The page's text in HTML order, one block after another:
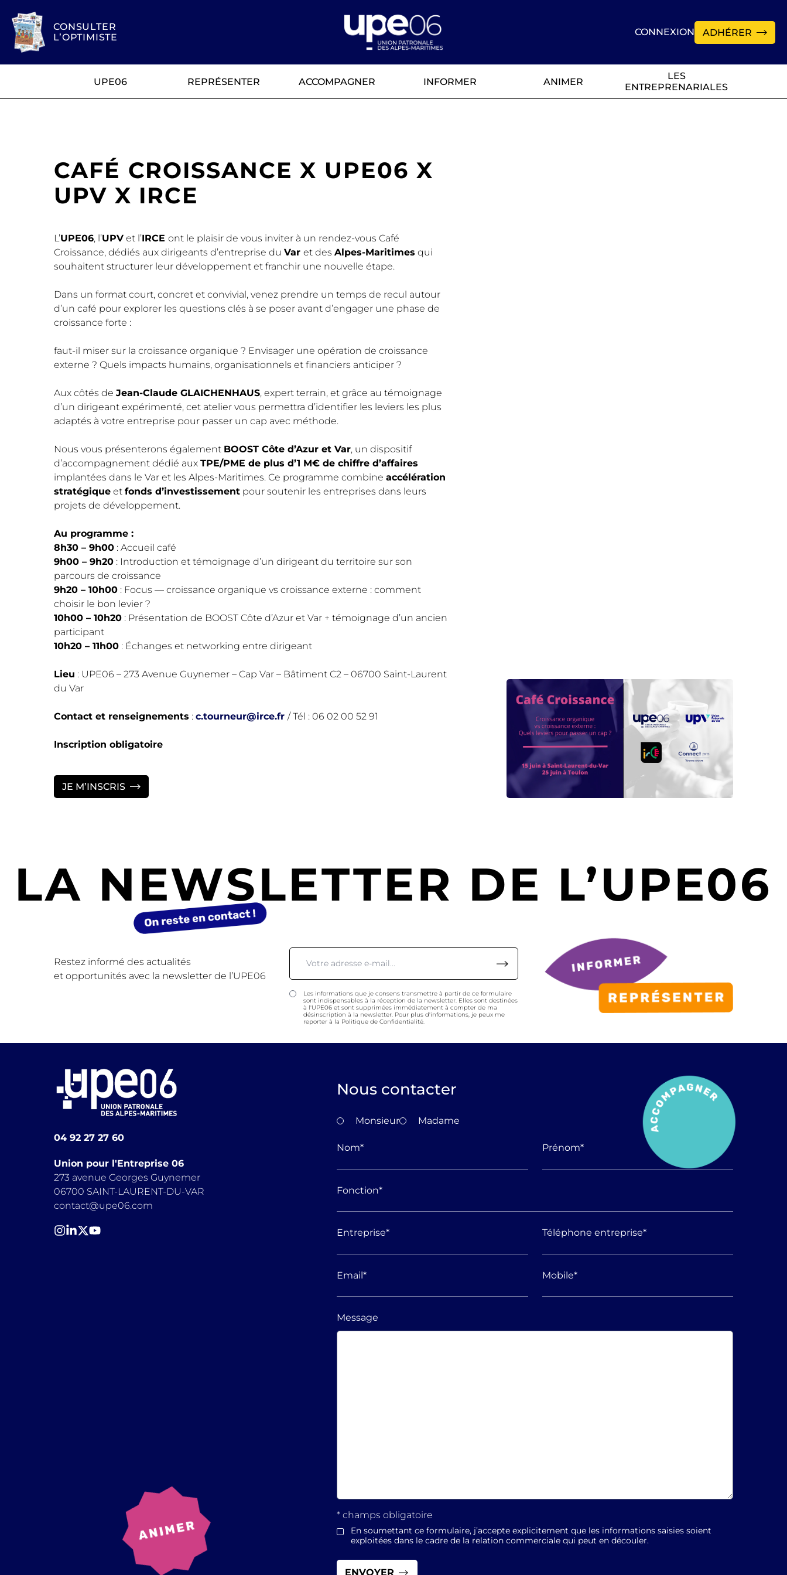
CONSULTER
L’OPTIMISTE
CONNEXION ADHÉRER
UPE06 REPRÉSENTER ACCOMPAGNER INFORMER ANIMER
LES
ENTREPRENARIALES
CAFÉ CROISSANCE X UPE06 X
UPV X IRCE
L’UPE06, l’UPV et l’IRCE ont le plaisir de vous inviter à un rendez-vous Café
Croissance, dédiés aux dirigeants d’entreprise du Var et des Alpes-Maritimes qui
souhaitent structurer leur développement et franchir une nouvelle étape.
Dans un format court, concret et convivial, venez prendre un temps de recul autour
d’un café pour explorer les questions clés à se poser avant d’engager une phase de
croissance forte :
faut-il miser sur la croissance organique ? Envisager une opération de croissance
externe ? Quels impacts humains, organisationnels et financiers anticiper ?
Aux côtés de Jean-Claude GLAICHENHAUS, expert terrain, et grâce au témoignage
d’un dirigeant expérimenté, cet atelier vous permettra d’identifier les leviers les plus
adaptés à votre entreprise pour passer un cap avec méthode.
Nous vous présenterons également BOOST Côte d’Azur et Var, un dispositif
d’accompagnement dédié aux TPE/PME de plus d’1 M€ de chiffre d’affaires
implantées dans le Var et les Alpes-Maritimes. Ce programme combine accélération
stratégique et fonds d’investissement pour soutenir les entreprises dans leurs
projets de développement.
Au programme :
8h30 – 9h00 : Accueil café
9h00 – 9h20 : Introduction et témoignage d’un dirigeant du territoire sur son
parcours de croissance
9h20 – 10h00 : Focus — croissance organique vs croissance externe : comment
choisir le bon levier ?
10h00 – 10h20 : Présentation de BOOST Côte d’Azur et Var + témoignage d’un ancien
participant
10h20 – 11h00 : Échanges et networking entre dirigeant
Lieu : UPE06 – 273 Avenue Guynemer – Cap Var – Bâtiment C2 – 06700 Saint-Laurent
du Var
Contact et renseignements : c.tourneur@irce.fr / Tél : 06 02 00 52 91
Inscription obligatoire
JE M’INSCRIS
LA NEWSLETTER DE L’UPE06
Restez informé des actualités
et opportunités avec la newsletter de l’UPE06
Les informations que je consens transmettre à partir de ce formulaire
sont indispensables à la réception de la newsletter. Elles sont destinées
à l'UPE06 et sont supprimées immédiatement à compter de ma
désinscription à la newsletter. Pour plus d'informations, je peux me
reporter à la Politique de Confidentialité.
04 92 27 27 60
Union pour l'Entreprise 06
273 avenue Georges Guynemer
06700 SAINT-LAURENT-DU-VAR
contact@upe06.com
Nous contacter
Monsieur Madame
Nom* Prénom*
Fonction*
Entreprise* Téléphone entreprise*
Email* Mobile*
Message
* champs obligatoire
En soumettant ce formulaire, j’accepte explicitement que les informations saisies soient
exploitées dans le cadre de la relation commerciale qui peut en découler.